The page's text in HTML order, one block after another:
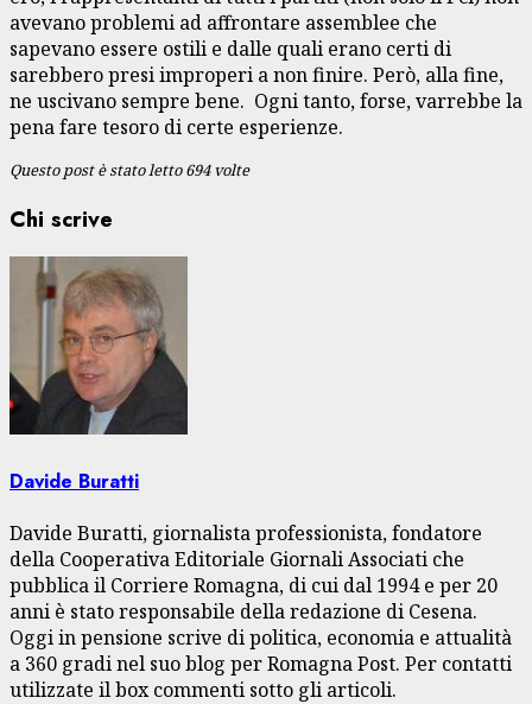
avevano problemi ad affrontare assemblee che
sapevano essere ostili e dalle quali erano certi di
sarebbero presi improperi a non finire. Però, alla fine,
ne uscivano sempre bene. Ogni tanto, forse, varrebbe la
pena fare tesoro di certe esperienze.
Questo post è stato letto 694 volte
Chi scrive
Davide Buratti
Davide Buratti, giornalista professionista, fondatore
della Cooperativa Editoriale Giornali Associati che
pubblica il Corriere Romagna, di cui dal 1994 e per 20
anni è stato responsabile della redazione di Cesena.
Oggi in pensione scrive di politica, economia e attualità
a 360 gradi nel suo blog per Romagna Post. Per contatti
utilizzate il box commenti sotto gli articoli.